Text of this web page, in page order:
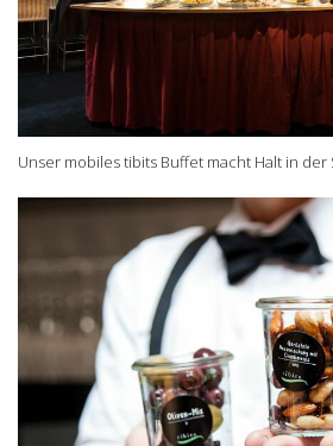
Unser mobiles tibits Buffet macht Halt in der